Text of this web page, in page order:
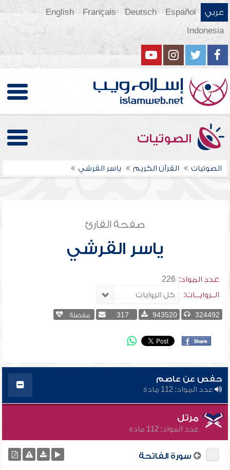
عربي Español
Deutsch
Français
English
Indonesia
الصوتيات
الصوتيات القرآن الكريم ياسر القرشي
صفحة القارئ
ياسر القرشي
عدد المواد: 226
الــروايـــات:
324492
943520
317 مفضلة
حفص عن عاصم
عدد المواد: 112 مادة
مرتل
عدد المواد: 112 مادة
سورة الفاتحة